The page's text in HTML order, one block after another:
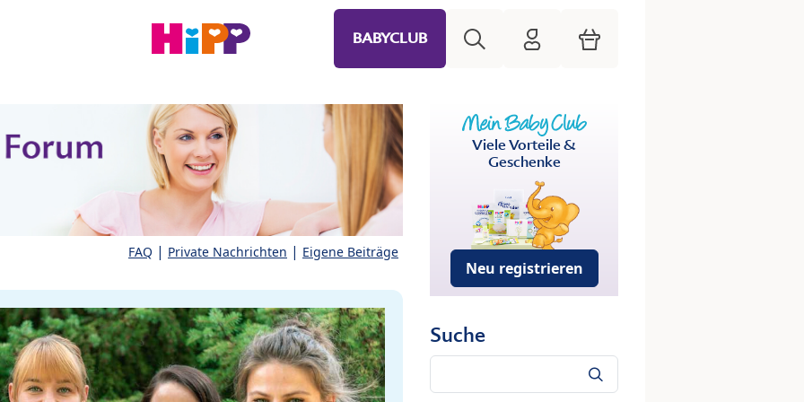
BABYCLUB HiPP Mein Babyclub
Warenkorb
FAQ | Private Nachrichten | Eigene Beiträge
Viele Vorteile &
Geschenke
Neu registrieren
Suche